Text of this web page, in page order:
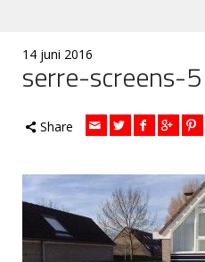
14 juni 2016
serre-screens-5
Share